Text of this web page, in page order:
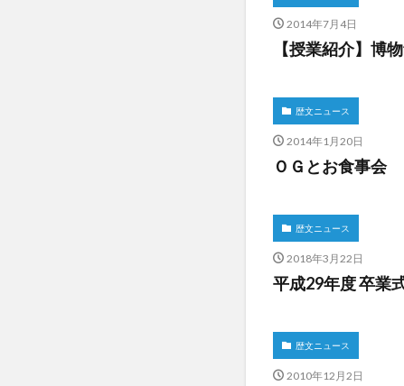
2014年7月4日
【授業紹介】博
歴文ニュース
2014年1月20日
ＯＧとお食事会
歴文ニュース
2018年3月22日
平成29年度 卒業
歴文ニュース
2010年12月2日